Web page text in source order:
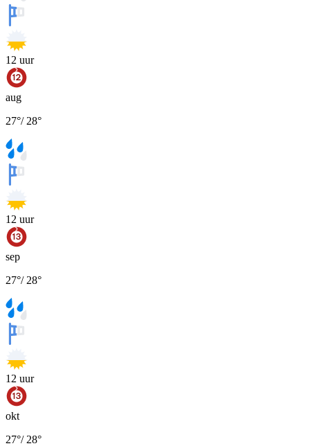
12 uur
aug
27°/ 28°
12 uur
sep
27°/ 28°
12 uur
okt
27°/ 28°